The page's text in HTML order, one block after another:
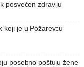
posvećen zdravlju
koji je u Požarevcu
posebno poštuju žene